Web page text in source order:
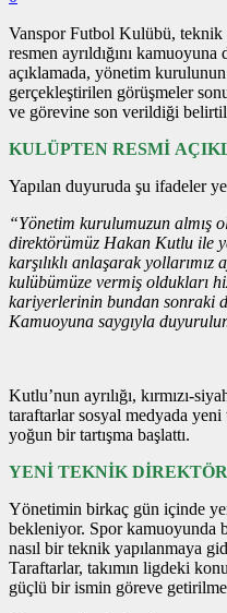
Vanspor Futbol Kulübü,
resmen ayrıldığını
açıklamada, yönetim
gerçekleştirilen görüşmeler
ve görevine son verildiği
KULÜPTEN RESMİ
Yapılan duyuruda şu ifadeler
“Yönetim kurulumuzun almış
direktörümüz Hakan Kutlu ile
karşılıklı anlaşarak yollarımız
kulübümüze vermiş oldukları
kariyerlerinin bundan sonraki
Kamuoyuna saygıyla
Kutlu’nun ayrılığı, kırmızı-
taraftarlar sosyal medyada
yoğun bir tartışma başlattı.
YENİ TEKNİK
Yönetimin birkaç gün içinde
bekleniyor. Spor kamuoyunda
nasıl bir teknik yapılanmaya
Taraftarlar, takımın ligdeki
güçlü bir ismin göreve